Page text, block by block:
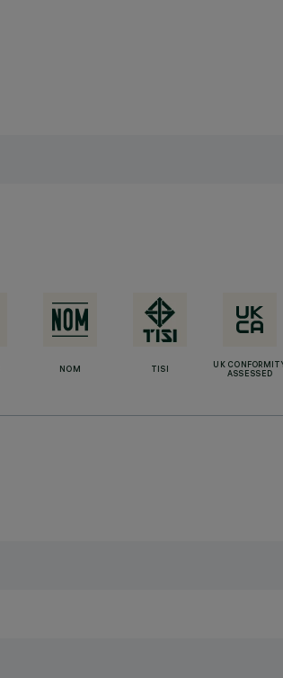
NOM TISI
UK
ASSESSED